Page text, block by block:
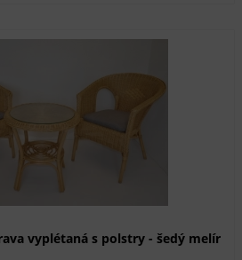
vyplétaná s polstry - šedý melír